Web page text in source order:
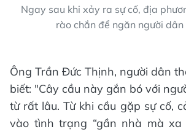
Ngay sau khi xảy ra sự cố, địa
rào chắn để ngăn người
Ông Trần Đức Thịnh, người dân
biết: "Cây cầu này gắn bó với
từ rất lâu. Từ khi cầu gặp sự cố,
vào tình trạng “gần nhà mà xa